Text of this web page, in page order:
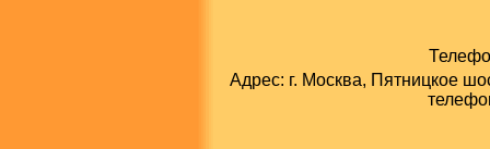
Адрес: г. Москва, Пятницкое